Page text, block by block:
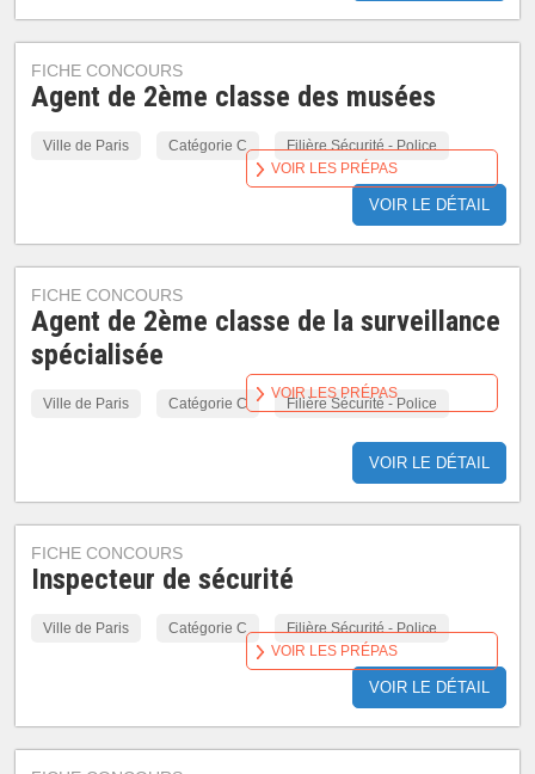
FICHE CONCOURS
Agent de 2ème classe des musées
Ville de Paris Catégorie C Filière Sécurité - Police
VOIR LE DÉTAIL
VOIR LES PRÉPAS
FICHE CONCOURS
Agent de 2ème classe de la surveillance
spécialisée
Ville de Paris Catégorie C Filière Sécurité - Police
VOIR LE DÉTAIL
VOIR LES PRÉPAS
FICHE CONCOURS
Inspecteur de sécurité
Ville de Paris Catégorie C Filière Sécurité - Police
VOIR LE DÉTAIL
VOIR LES PRÉPAS